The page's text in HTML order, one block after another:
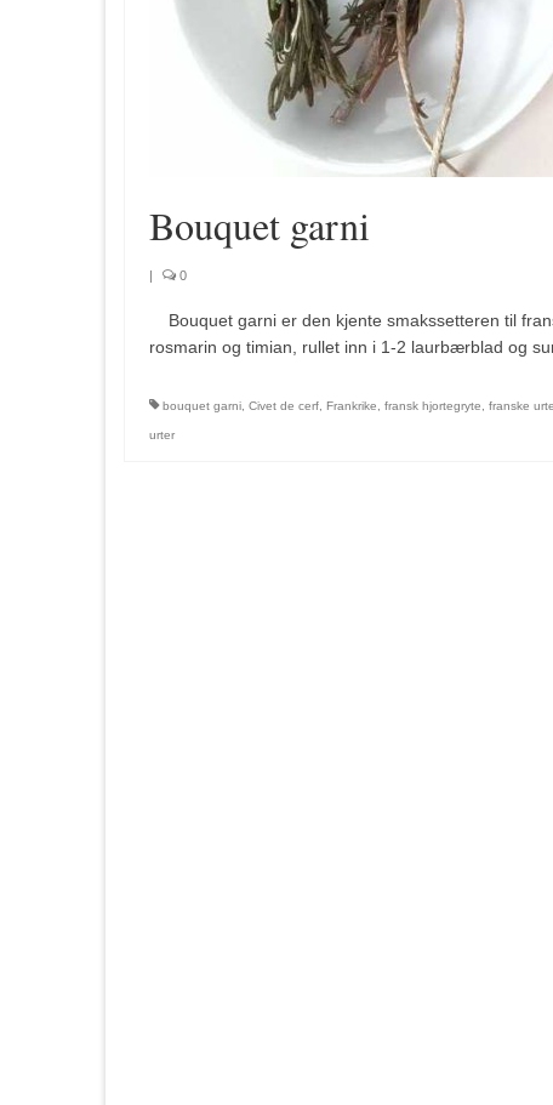
Bouquet garni
| 0
Bouquet garni er den kjente smakssetteren til
rosmarin og timian, rullet inn i 1-2 laurbærblad og
bouquet garni Civet de cerf Frankrike fransk hjortegryte franske
urter